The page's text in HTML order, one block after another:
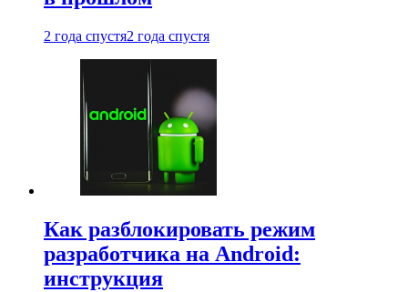
2 года спустя2 года спустя
Как разблокировать режим
разработчика на Android:
инструкция